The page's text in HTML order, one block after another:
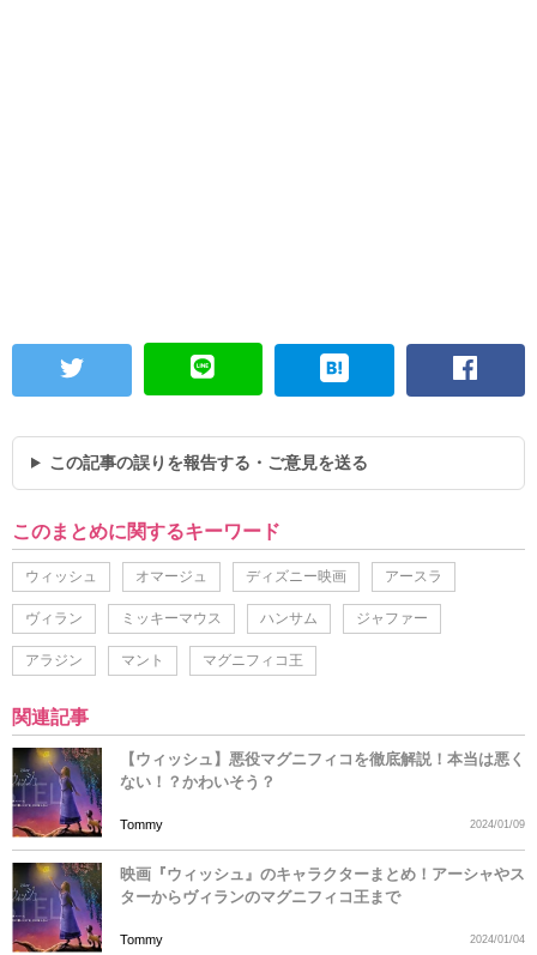
この記事の誤りを報告する・ご意見を送る
このまとめに関するキーワード
ウィッシュ オマージュ ディズニー映画 アースラ
ヴィラン ミッキーマウス ハンサム ジャファー
アラジン マント マグニフィコ王
関連記事
【ウィッシュ】悪役マグニフィコを徹底解説！本当は悪く
ない！？かわいそう？
Tommy 2024/01/09
映画『ウィッシュ』のキャラクターまとめ！アーシャやス
ターからヴィランのマグニフィコ王まで
Tommy 2024/01/04